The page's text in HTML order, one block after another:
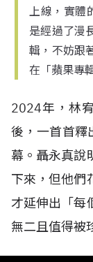
上線，實體
是經過了漫
輯，不妨跟
在「蘋果專
2024年，林
後，一首首釋
幕。聶永真說
下來，但他們
才延伸出「每
無二且值得被